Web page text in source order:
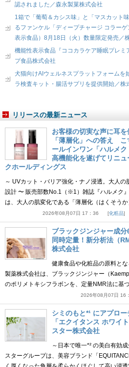
認されました／森永製菓株式会社
1箱で「葡萄＆カシス味」と「マスカット
るファンケル「ディープチャージ コラー
表示食品）8月18日（火）数量限定発売／
機能性表示食品『ココカラケア睡眠プレミ
プ食品株式会社
犬猫向けAIウェルネスプラットフォームを
ラ検査キット・腸活サプリを提供開始／株
リリースの最新ニュース
お客様の切実な声に耳
「薄層化」への答え
ールインワン「ハルメ
高機能化を遂げてリニ
クホールディングス
～ UVカット・バリア強化・ナノ浸透。大人
設計 〜 販売部数No.1（※1）雑誌『ハルメク
は、大人の肌変化である「薄層化（はくそう
2026年08月07日 17：36 化粧品
ブラックジンジャー成
同時定量！新分析法（
株式会社
健康食品や化粧品の原料と
製薬株式会社は、ブラックジンジャー（
のポリメトキシフラボンを、定量NMR法に
2026年08月07日 16
シミのもと*¹ にアプロ
「エクイタンス ホワイ
スター株式会社
～日本で唯一*² の美白有効
スターグループは、美容ブランド「